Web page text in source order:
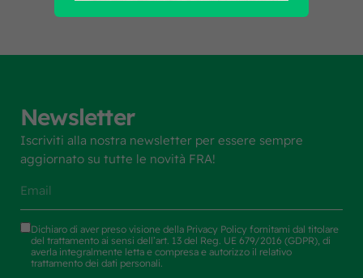
Newsletter
Iscriviti alla nostra newsletter per essere sempre
aggiornato su tutte le novità FRA!
Dichiaro di aver preso visione della Privacy Policy fornitami dal titolare
del trattamento ai sensi dell’art. 13 del Reg. UE 679/2016 (GDPR), di
averla integralmente letta e compresa e autorizzo il relativo
trattamento dei dati personali.